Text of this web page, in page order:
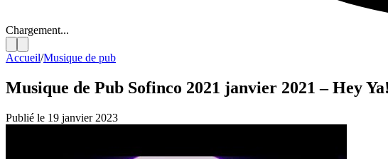
Chargement...
Accueil/Musique de pub
Musique de Pub Sofinco 2021 janvier 2021 – Hey
Publié le 19 janvier 2023